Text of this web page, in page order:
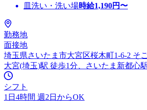
皿洗い・洗い場時給1,190円〜
勤務地
面接地
埼玉県さいたま市大宮区桜木町1-6-2 そ
大宮(埼玉)駅 徒歩1分、さいたま新都心
シフト
1日4時間 週2日からOK